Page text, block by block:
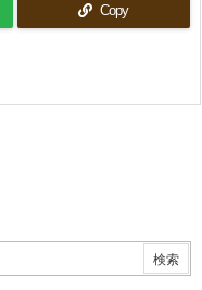
Copy